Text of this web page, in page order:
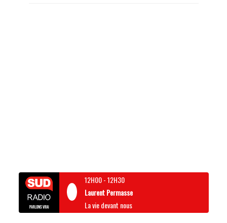
12H00-12H30
Laurent Permasse
La vie devant nous